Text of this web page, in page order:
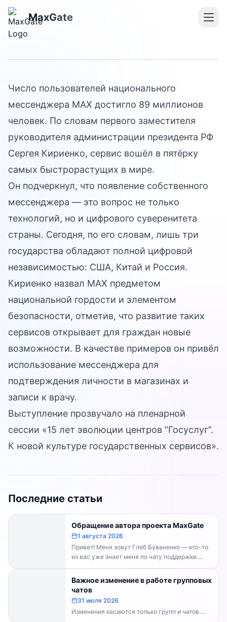
MaxGate
Предмет национальной
гордости
Число пользователей национального
мессенджера MAX достигло 89 миллионов
человек. По словам первого заместителя
руководителя администрации президента РФ
Сергея Кириенко, сервис вошёл в пятёрку
самых быстрорастущих в мире.
Он подчеркнул, что появление собственного
мессенджера — это вопрос не только
технологий, но и цифрового суверенитета
страны. Сегодня, по его словам, лишь три
государства обладают полной цифровой
независимостью: США, Китай и Россия.
Кириенко назвал MAX предметом
национальной гордости и элементом
безопасности, отметив, что развитие таких
сервисов открывает для граждан новые
возможности. В качестве примеров он привёл
использование мессенджера для
подтверждения личности в магазинах и
записи к врачу.
Выступление прозвучало на пленарной
сессии «15 лет эволюции центров “Госуслуг”.
К новой культуре государственных сервисов».
Последние статьи
Обращение автора проекта MaxGate
1 августа 2026
Привет! Меня зовут Глеб Буваненко — кто-то
из вас уже знает меня по чату поддержки....
Важное изменение в работе групповых
чатов
31 июля 2026
Изменения касаются только групп и чатов.